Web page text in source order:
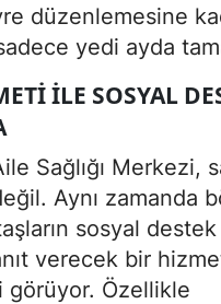
düzenlemesine
yedi ayda
ILE SOSYAL
Sağlığı Merkezi,
Aynı zamanda
sosyal destek
verecek bir
görüyor. Özellikle